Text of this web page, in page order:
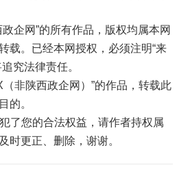
企网”的所有作品，版权均属本网
载。已经本网授权，必须注明“来
究法律责任。
非陕西政企网）”的作品，转载此
的。
了您的合法权益，请作者持权属
时更正、删除，谢谢。